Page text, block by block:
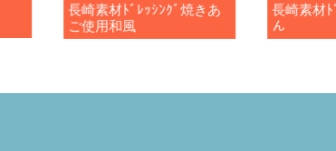
長崎素材ﾄﾞﾚｯｼﾝｸﾞ焼きあ
ご使用和風
長崎素材ﾄ
ん